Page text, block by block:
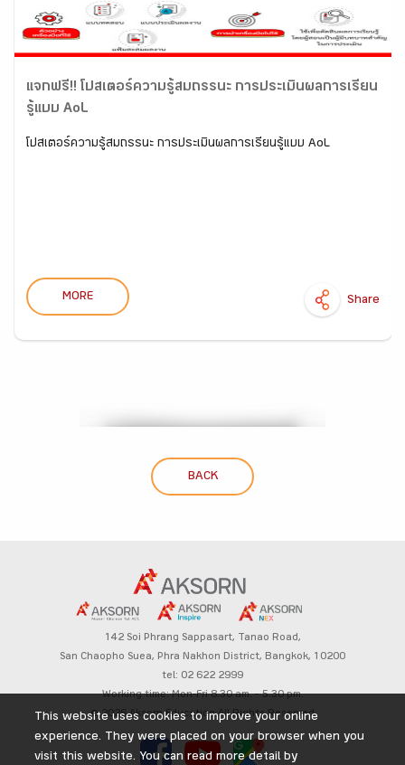
แจกฟรี!! โปสเตอร์ความรู้สมถรรนะ การประเมินผลการเรียน
รู้แบบ AoL
โปสเตอร์ความรู้สมถรรนะ การประเมินผลการเรียนรู้แบบ AoL
MORE Share
BACK
142 Soi Phrang Sappasart, Tanao Road,
San Chaopho Suea, Phra Nakhon District, Bangkok, 10200
tel: 02 622 2999
Working time: Mon-Fri 8.30 am. – 5.30 pm.
© 2026 Aksorn Education All Rights Reserved
This website uses cookies to improve your online
experience. They were placed on your browser when you
visit this website. You can read more detail by